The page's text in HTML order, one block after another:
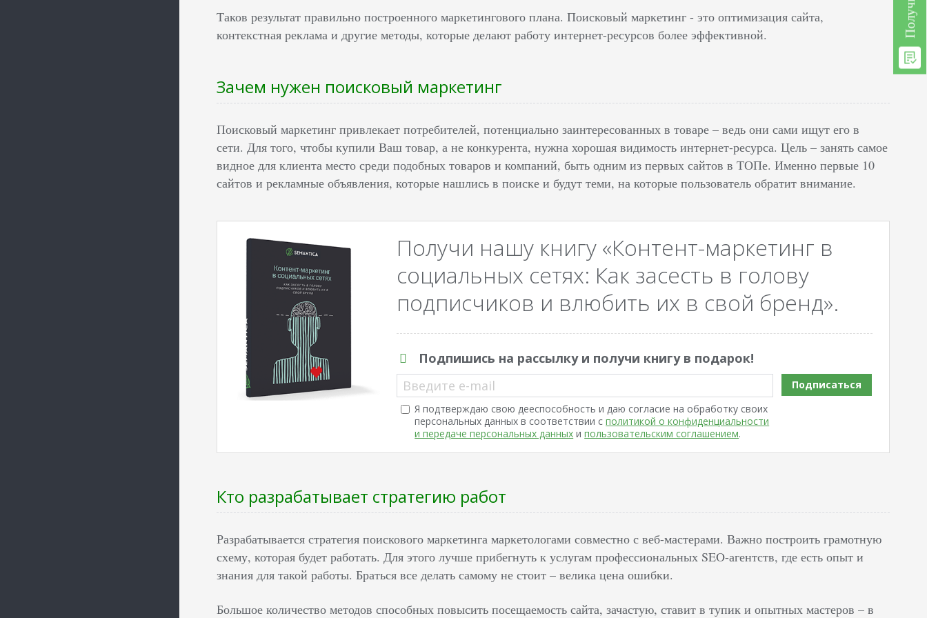
Таков результат правильно построенного маркетингового плана. Поисковый маркетинг - это оптимизация сайта,
контекстная реклама и другие методы, которые делают работу интернет-ресурсов более эффективной.
Зачем нужен поисковый маркетинг
Поисковый маркетинг привлекает потребителей, потенциально заинтересованных в товаре – ведь они сами ищут его в
сети. Для того, чтобы купили Ваш товар, а не конкурента, нужна хорошая видимость интернет-ресурса. Цель – занять самое
видное для клиента место среди подобных товаров и компаний, быть одним из первых сайтов в ТОПе. Именно первые 10
сайтов и рекламные объявления, которые нашлись в поиске и будут теми, на которые пользователь обратит внимание.
Получи нашу книгу «Контент-маркетинг в
социальных сетях: Как засесть в голову
подписчиков и влюбить их в свой бренд».
Подпишись на рассылку и получи книгу в подарок!
Введите e-mail
Я подтверждаю свою дееспособность и даю согласие на обработку своих
персональных данных в соответствии сполитикой о конфиденциальности
и передаче персональных данных ипользовательским соглашением.
Подписаться
Кто разрабатывает стратегию работ
Разрабатывается стратегия поискового маркетинга маркетологами совместно с веб-мастерами. Важно построить грамотную
схему, которая будет работать. Для этого лучше прибегнуть к услугам профессиональных SEO-агентств, где есть опыт и
знания для такой работы. Браться все делать самому не стоит – велика цена ошибки.
Большое количество методов способных повысить посещаемость сайта, зачастую, ставит в тупик и опытных мастеров – в